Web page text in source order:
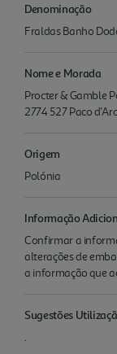
Denominação
Fraldas Banho
Nome e Morada
Procter & Gamble
2774 527 Paco
Origem
Polónia
Informação
Confirmar a
alterações de
a informação que
Sugestões
.